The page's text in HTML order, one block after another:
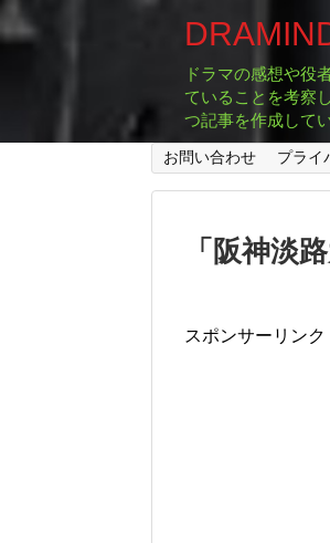
ドラマの感想や役
ていることを考察
つ記事を作成して
お問い合わせ プライ
「 阪神淡
スポンサーリンク